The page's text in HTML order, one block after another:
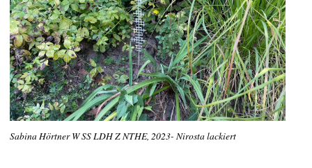
Sabina Hörtner W SS LDH Z NTHE, 2023- Nirosta lackiert